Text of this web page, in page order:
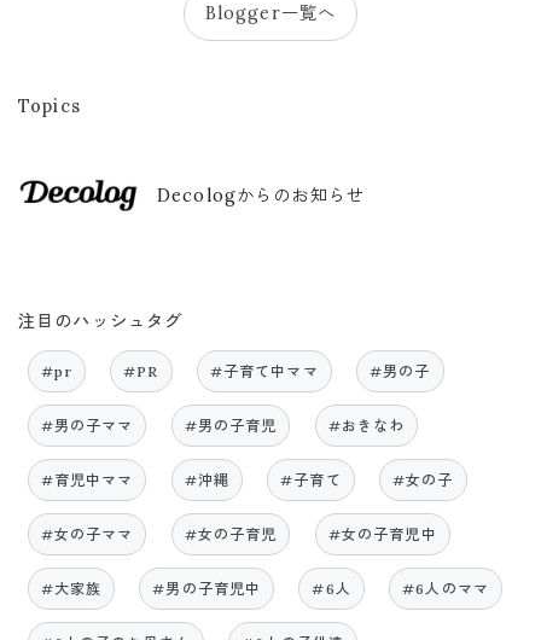
Blogger一覧へ
Topics
Decologからのお知らせ
注目のハッシュタグ
#pr #PR #子育て中ママ #男の子
#男の子ママ #男の子育児 #おきなわ
#育児中ママ #沖縄 #子育て #女の子
#女の子ママ #女の子育児 #女の子育児中
#大家族 #男の子育児中 #6人 #6人のママ